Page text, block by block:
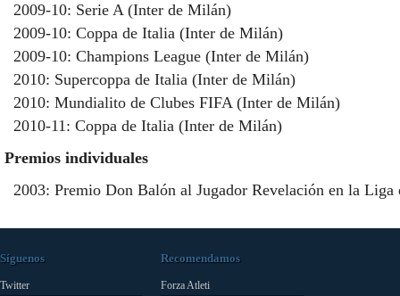
2009-10: Serie A (Inter de Milán)
2009-10: Coppa de Italia (Inter de Milán)
2009-10: Champions League (Inter de Milán)
2010: Supercoppa de Italia (Inter de Milán)
2010: Mundialito de Clubes FIFA (Inter de Milán)
2010-11: Coppa de Italia (Inter de Milán)
Premios individuales
2003: Premio Don Balón al Jugador Revelación en la Liga
Síguenos
Twitter
Recomendamos
Forza Atleti